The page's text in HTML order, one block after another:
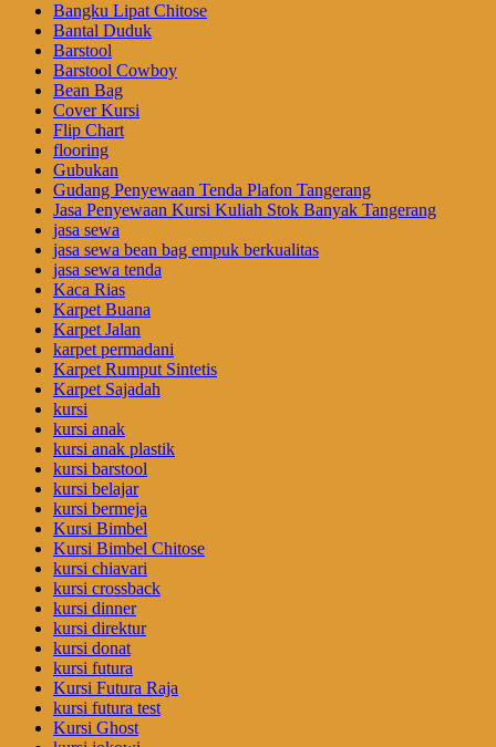
Bangku Lipat Chitose
Bantal Duduk
Barstool
Barstool Cowboy
Bean Bag
Cover Kursi
Flip Chart
flooring
Gubukan
Gudang Penyewaan Tenda Plafon Tangerang
Jasa Penyewaan Kursi Kuliah Stok Banyak Tangerang
jasa sewa
jasa sewa bean bag empuk berkualitas
jasa sewa tenda
Kaca Rias
Karpet Buana
Karpet Jalan
karpet permadani
Karpet Rumput Sintetis
Karpet Sajadah
kursi
kursi anak
kursi anak plastik
kursi barstool
kursi belajar
kursi bermeja
Kursi Bimbel
Kursi Bimbel Chitose
kursi chiavari
kursi crossback
kursi dinner
kursi direktur
kursi donat
kursi futura
Kursi Futura Raja
kursi futura test
Kursi Ghost